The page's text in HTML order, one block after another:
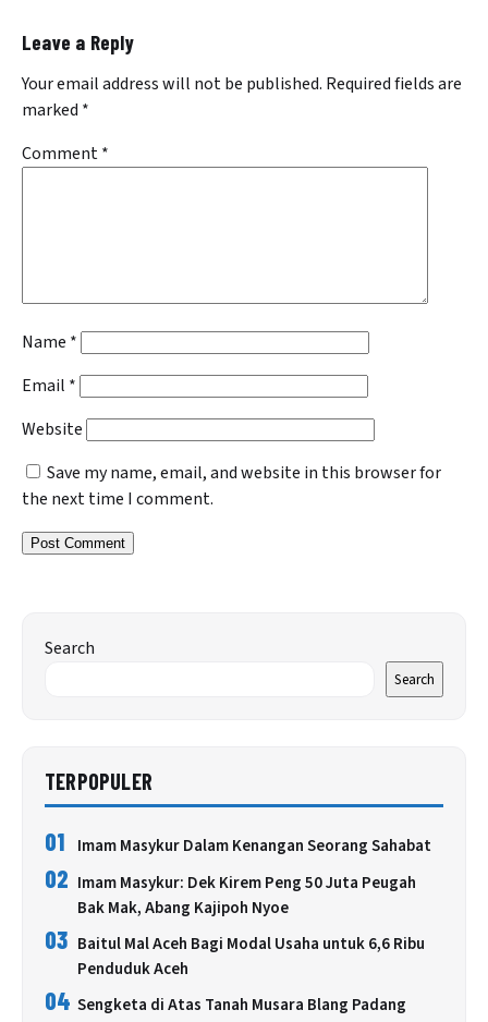
Leave a Reply
Your email address will not be published. Required fields are
marked *
Comment*
Name *
Email *
Website
Save my name, email, and website in this browser for
the next time I comment.
Search
Search
TERPOPULER
01 Imam Masykur Dalam Kenangan Seorang Sahabat
02 Imam Masykur: Dek Kirem Peng 50 Juta Peugah
Bak Mak, Abang Kajipoh Nyoe
03 Baitul Mal Aceh Bagi Modal Usaha untuk 6,6 Ribu
Penduduk Aceh
04 Sengketa di Atas Tanah Musara Blang Padang